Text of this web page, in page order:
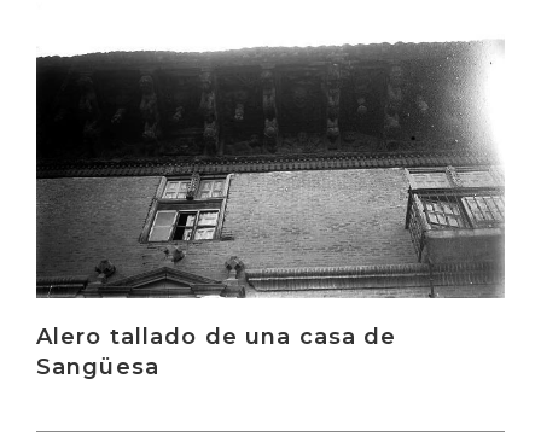
Alero tallado de una casa de
Sangüesa